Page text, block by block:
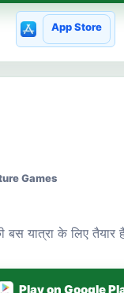
App Store
Games
यात्रा के लिए तैयार
Play on Google